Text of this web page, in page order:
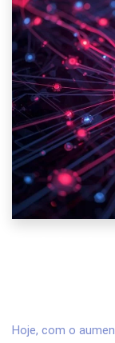
Hoje, com o